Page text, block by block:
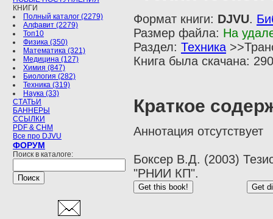
КНИГИ
Полный каталог (2279)
Алфавит (2279)
Топ10
Физика (350)
Математика (321)
Медицина (127)
Химия (847)
Биология (282)
Техника (319)
Наука (33)
СТАТЬИ
БАННЕРЫ
ССЫЛКИ
PDF & CHM
Все про DJVU
ФОРУМ
Поиск в каталоге:
Формат книги: DJVU.
Размер файла: На
Раздел: Техника
Книга была скачана:
Краткое
Аннотация отсутствует
Боксер В.Д. (2003)
"РНИИ КП".